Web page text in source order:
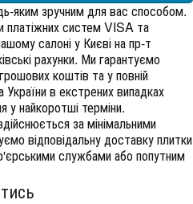
яким зручним для вас способом.
платіжних систем VISA та
салоні у Києві на пр-т
рахунки. Ми гарантуємо
коштів та у повній
України в екстрених випадках
у найкоротші терміни.
за мінімальними
відповідальну доставку плитки
службами або попутним